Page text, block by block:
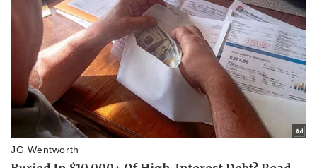
Thể thao
Bóng đá
Lịch thi đấu bóng đá
Thế giới thể thao
eSports
Hậu trường
Ô tô - Xe máy
Ô tô
Xe máy
Tư vấn